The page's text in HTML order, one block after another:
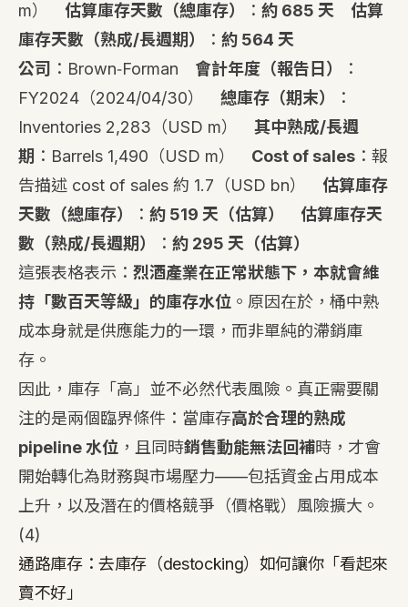
m） 估算庫存天數（總庫存） ： 約 685 天
估算
庫存天數（熟成/長週期）
： 約 564 天
公司 ：Brown‑Forman 會計年度（報告日）
：
FY2024（2024/04/30） 總庫存（期末）
：
Inventories 2,283（USD m） 其中熟成/長週
期 ：Barrels 1,490（USD m） Cost of sales ：報
告描述 cost of sales 約 1.7（USD bn） 估算庫存
天數（總庫存）
： 約 519 天（估算）
估算庫存天
數（熟成/長週期）
： 約 295 天（估算）
這張表格表示： 烈酒產業在正常狀態下，本就會維
持「數百天等級」的庫存水位 。原因在於，桶中熟
成本身就是供應能力的一環，而非單純的滯銷庫
存。
因此，庫存「高」並不必然代表風險。真正需要關
注的是兩個臨界條件：當庫存高於合理的熟成
pipeline 水位 ，且同時銷售動能無法回補時，才會
開始轉化為財務與市場壓力——包括資金占用成本
上升，以及潛在的價格競爭（價格戰）風險擴大。
(4)
通路庫存：去庫存（destocking）如何讓你「看起來
賣不好」